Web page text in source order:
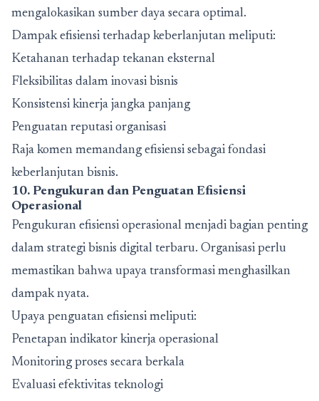
mengalokasikan sumber daya secara optimal.
Dampak efisiensi terhadap keberlanjutan meliputi:
Ketahanan terhadap tekanan eksternal
Fleksibilitas dalam inovasi bisnis
Konsistensi kinerja jangka panjang
Penguatan reputasi organisasi
Raja komen memandang efisiensi sebagai fondasi
keberlanjutan bisnis.
10. Pengukuran dan Penguatan Efisiensi
Operasional
Pengukuran efisiensi operasional menjadi bagian penting
dalam strategi bisnis digital terbaru. Organisasi perlu
memastikan bahwa upaya transformasi menghasilkan
dampak nyata.
Upaya penguatan efisiensi meliputi:
Penetapan indikator kinerja operasional
Monitoring proses secara berkala
Evaluasi efektivitas teknologi